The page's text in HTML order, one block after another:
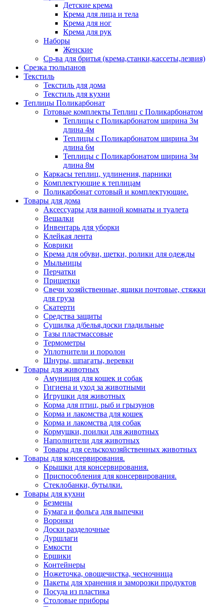
Детские крема
Крема для лица и тела
Крема для ног
Крема для рук
Наборы
Женские
Ср-ва для бритья (крема,станки,кассеты,лезвия)
Срезка тюльпанов
Текстиль
Текстиль для дома
Текстиль для кухни
Теплицы Поликарбонат
Готовые комплекты Теплиц с Поликарбонатом
Теплицы с Поликарбонатом ширина 3м
длина 4м
Теплицы с Поликарбонатом ширина 3м
длина 6м
Теплицы с Поликарбонатом ширина 3м
длина 8м
Каркасы теплиц, удлинения, парники
Комплектующие к теплицам
Поликарбонат сотовый и комплектующие.
Товары для дома
Аксессуары для ванной комнаты и туалета
Вешалки
Инвентарь для уборки
Клейкая лента
Коврики
Крема для обуви, щетки, ролики для одежды
Мыльницы
Перчатки
Прищепки
Свечи хозяйственные, ящики почтовые, стяжки
для груза
Скатерти
Средства защиты
Сушилка д/белья,доски гладильные
Тазы пластмассовые
Термометры
Уплотнители и поролон
Шнуры, шпагаты, веревки
Товары для животных
Амуниция для кошек и собак
Гигиена и уход за животными
Игрушки для животных
Корма для птиц, рыб и грызунов
Корма и лакомства для кошек
Корма и лакомства для собак
Кормушки, поилки для животных
Наполнители для животных
Товары для сельскохозяйственных животных
Товары для консервирования.
Крышки для консервирования.
Приспособления для консервирования.
Стеклобанки, бутылки.
Товары для кухни
Безмены
Бумага и фольга для выпечки
Воронки
Доски разделочные
Дуршлаги
Емкости
Ершики
Контейнеры
Ножеточка, овощечистка, чесночница
Пакеты для хранения и заморозки продуктов
Посуда из пластика
Столовые приборы